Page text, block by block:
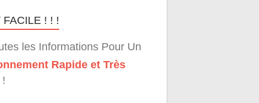
FACILE ! ! !
les Informations Pour Un
Rapide et Très
!